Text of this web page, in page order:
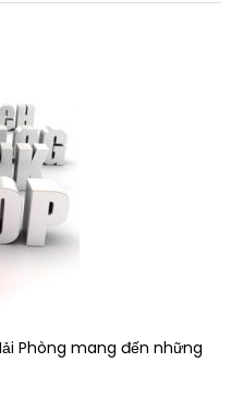
Phòng mang đến những